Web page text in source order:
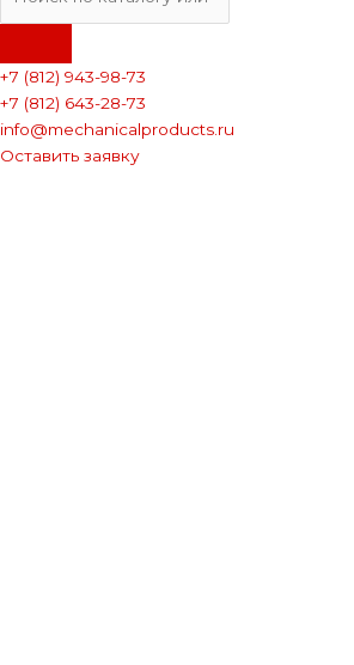
+7 (812) 943-98-73
+7 (812) 643-28-73
info@mechanicalproducts.ru
Оставить заявку